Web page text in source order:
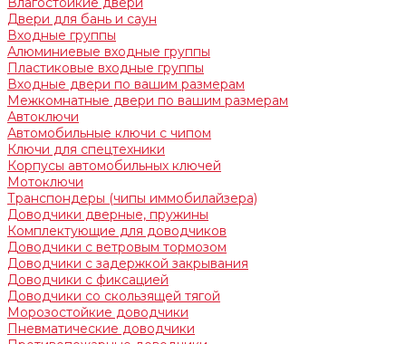
Двери для бань и саун
Входные группы
Алюминиевые входные группы
Пластиковые входные группы
Входные двери по вашим размерам
Межкомнатные двери по вашим размерам
Автоключи
Автомобильные ключи с чипом
Ключи для спецтехники
Корпусы автомобильных ключей
Мотоключи
Транспондеры (чипы иммобилайзера)
Доводчики дверные, пружины
Комплектующие для доводчиков
Доводчики с ветровым тормозом
Доводчики с задержкой закрывания
Доводчики с фиксацией
Доводчики со скользящей тягой
Морозостойкие доводчики
Пневматические доводчики